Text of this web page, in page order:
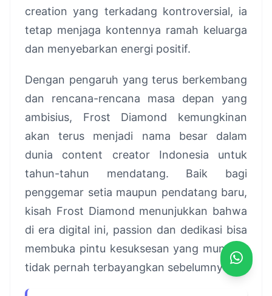
creation yang terkadang kontroversial, ia
tetap menjaga kontennya ramah keluarga
dan menyebarkan energi positif.
Dengan pengaruh yang terus berkembang
dan rencana-rencana masa depan yang
ambisius, Frost Diamond kemungkinan
akan terus menjadi nama besar dalam
dunia content creator Indonesia untuk
tahun-tahun mendatang. Baik bagi
penggemar setia maupun pendatang baru,
kisah Frost Diamond menunjukkan bahwa
di era digital ini, passion dan dedikasi bisa
membuka pintu kesuksesan yang mungkin
tidak pernah terbayangkan sebelumnya.